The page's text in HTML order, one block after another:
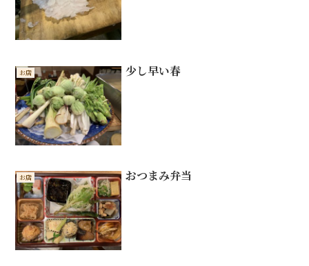
お店 少し早い春
お店 おつまみ弁当